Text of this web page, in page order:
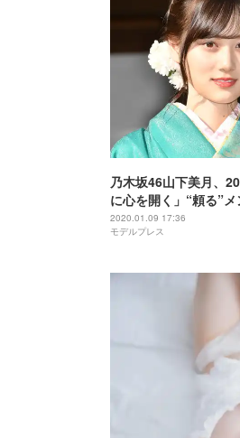
乃木坂46山下美月、
に心を開く」“頼る”メ
2020.01.09 17:36
モデルプレス